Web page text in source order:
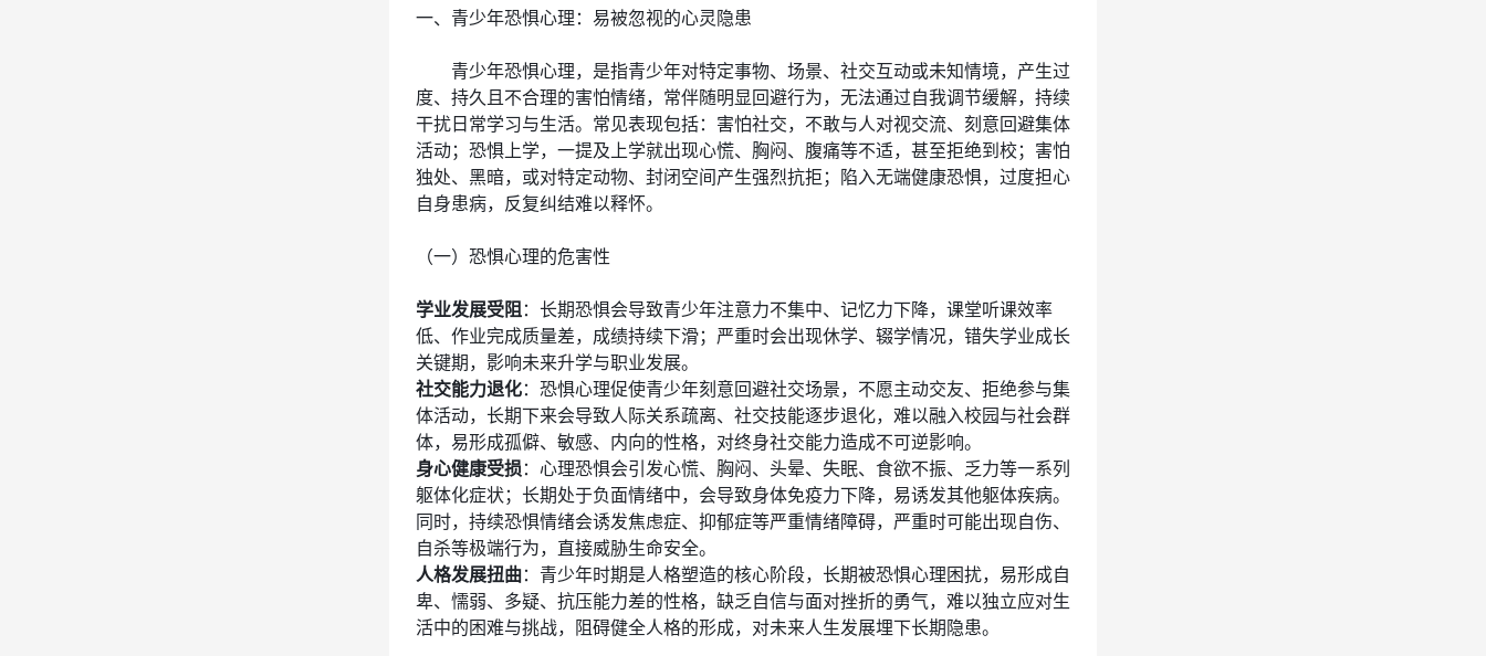
一、青少年恐惧心理：易被忽视的心灵隐患
青少年恐惧心理，是指青少年对特定事物、场景、社交互动或未知情境，产生过
度、持久且不合理的害怕情绪，常伴随明显回避行为，无法通过自我调节缓解，持续
干扰日常学习与生活。常见表现包括：害怕社交，不敢与人对视交流、刻意回避集体
活动；恐惧上学，一提及上学就出现心慌、胸闷、腹痛等不适，甚至拒绝到校；害怕
独处、黑暗，或对特定动物、封闭空间产生强烈抗拒；陷入无端健康恐惧，过度担心
自身患病，反复纠结难以释怀。
（一）恐惧心理的危害性
学业发展受阻：长期恐惧会导致青少年注意力不集中、记忆力下降，课堂听课效率
低、作业完成质量差，成绩持续下滑；严重时会出现休学、辍学情况，错失学业成长
关键期，影响未来升学与职业发展。
社交能力退化：恐惧心理促使青少年刻意回避社交场景，不愿主动交友、拒绝参与集
体活动，长期下来会导致人际关系疏离、社交技能逐步退化，难以融入校园与社会群
体，易形成孤僻、敏感、内向的性格，对终身社交能力造成不可逆影响。
身心健康受损：心理恐惧会引发心慌、胸闷、头晕、失眠、食欲不振、乏力等一系列
躯体化症状；长期处于负面情绪中，会导致身体免疫力下降，易诱发其他躯体疾病。
同时，持续恐惧情绪会诱发焦虑症、抑郁症等严重情绪障碍，严重时可能出现自伤、
自杀等极端行为，直接威胁生命安全。
人格发展扭曲：青少年时期是人格塑造的核心阶段，长期被恐惧心理困扰，易形成自
卑、懦弱、多疑、抗压能力差的性格，缺乏自信与面对挫折的勇气，难以独立应对生
活中的困难与挑战，阻碍健全人格的形成，对未来人生发展埋下长期隐患。